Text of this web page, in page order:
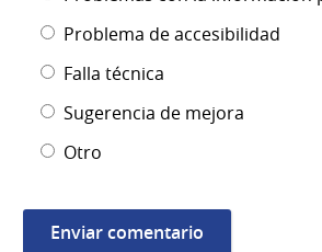
Problema de accesibilidad
Falla técnica
Sugerencia de mejora
Otro